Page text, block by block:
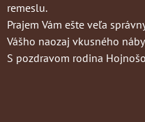
remeslu.
Prajem Vám ešte veľa
Vášho naozaj vkusného
S pozdravom rodina